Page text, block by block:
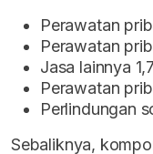
Perawatan
Perawatan
Jasa lainnya
Perawatan
Perlindungan
Sebaliknya,